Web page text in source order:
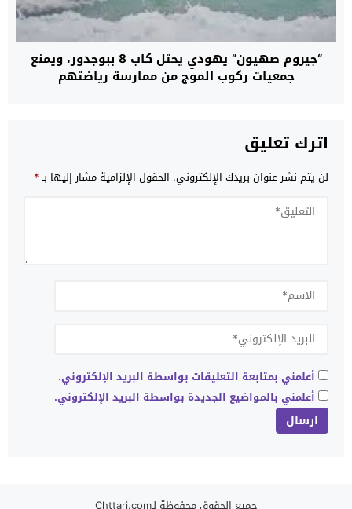
“جيروم صهيون” يهودي يحتل كاب 8 ببوجدور، ويمنع
جمعيات ركوب الموج من ممارسة رياضتهم
اترك تعليق
لن يتم نشر عنوان بريدك الإلكتروني. الحقول الإلزامية مشار إليها بـ*
أعلمني بمتابعة التعليقات بواسطة البريد الإلكتروني.
أعلمني بالمواضيع الجديدة بواسطة البريد الإلكتروني.